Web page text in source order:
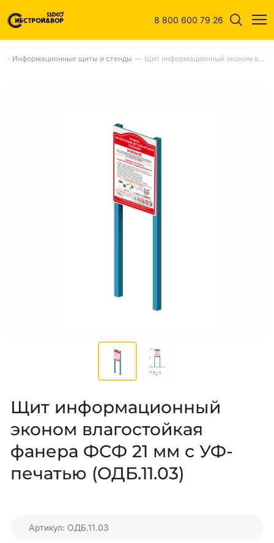
8 800 600 79 26
— Информационные щиты и стенды — Щит информационный эконом влагостойкая фанера ФСФ 21 мм с УФ-печатью
Щит информационный
эконом влагостойкая
фанера ФСФ 21 мм с УФ-
печатью (ОДБ.11.03)
Артикул: ОДБ.11.03